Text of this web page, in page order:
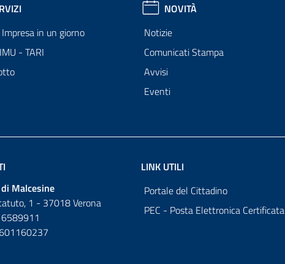
in un giorno
- TARI
NOVITÀ
Notizie
Comunicati Stampa
Avvisi
Eventi
Malcesine
1 - 37018 Verona
LINK UTILI
Portale del Cittadino
PEC - Posta Elettronica Certificata